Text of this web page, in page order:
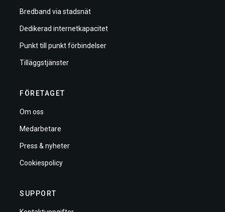
Bredband via stadsnät
Dedikerad internetkapacitet
Punkt till punkt förbindelser
Tilläggstjänster
FÖRETAGET
Om oss
Medarbetare
Press & nyheter
Cookiespolicy
SUPPORT